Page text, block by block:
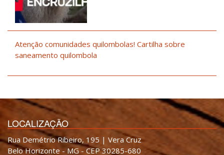
Atenção comunidades quilombolas! Cartilha sobre
saneamento quilombola
LOCALIZAÇÃO
Rua Demétrio Ribeiro, 195 | Vera Cruz
Belo Horizonte - MG - CEP 30285-680